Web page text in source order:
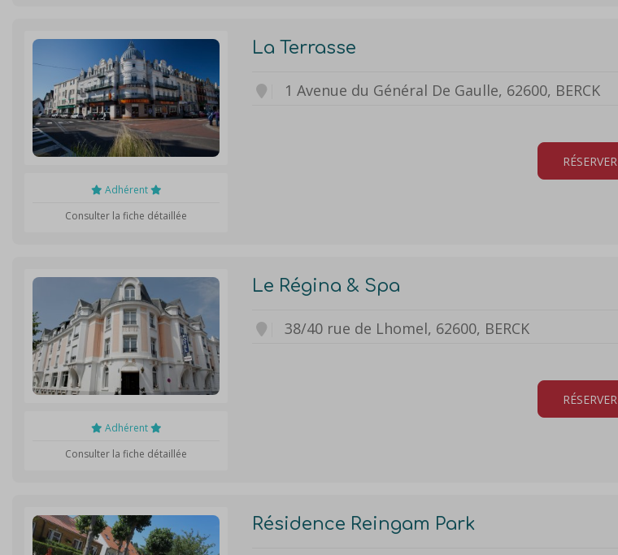
Adhérent
Consulter la fiche détaillée
La Terrasse
1 Avenue du Général De Gaulle, 62600, BERCK
RÉSERVER
Adhérent
Consulter la fiche détaillée
Le Régina & Spa
38/40 rue de Lhomel, 62600, BERCK
RÉSERVER
Résidence Reingam Park